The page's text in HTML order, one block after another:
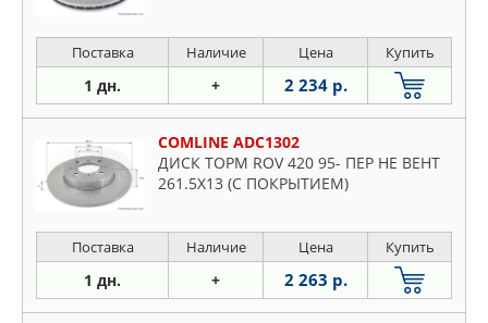
Поставка Наличие Цена Купить
1 дн. + 2 234 р.
COMLINE ADC1302
ДИСК ТОРМ ROV 420 95- ПЕР НЕ ВЕНТ
261.5X13 (С ПОКРЫТИЕМ)
Поставка Наличие Цена Купить
1 дн. + 2 263 р.